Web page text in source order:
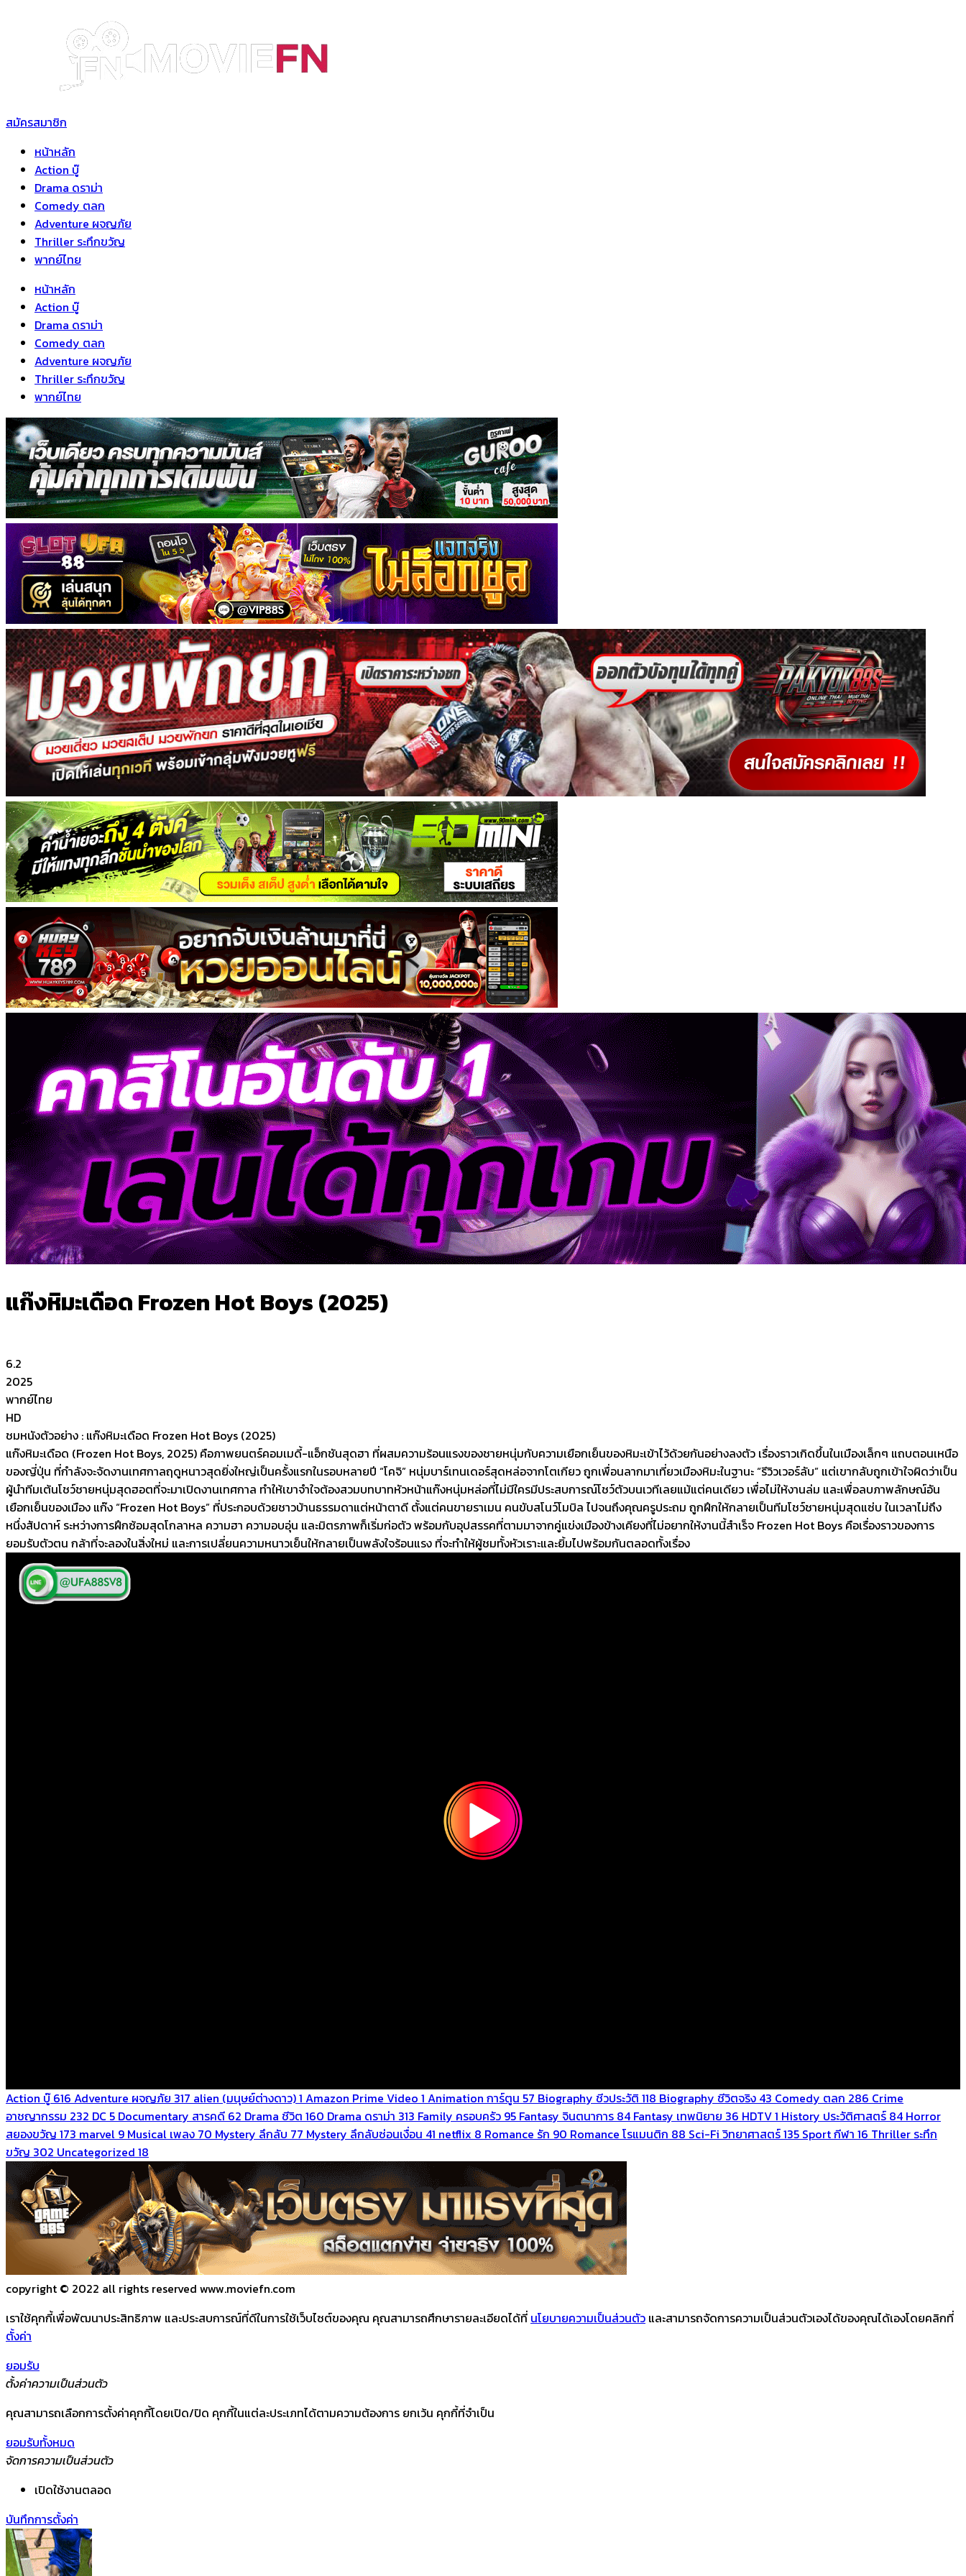
สมัครสมาชิก
หน้าหลัก
Action บู๊
Drama ดราม่า
Comedy ตลก
Adventure ผจญภัย
Thriller ระทึกขวัญ
พากย์ไทย
หน้าหลัก
Action บู๊
Drama ดราม่า
Comedy ตลก
Adventure ผจญภัย
Thriller ระทึกขวัญ
พากย์ไทย
แก๊งหิมะเดือด Frozen Hot Boys (2025)
6.2
2025
พากย์ไทย
HD
ชมหนังตัวอย่าง : แก๊งหิมะเดือด Frozen Hot Boys (2025)
แก๊งหิมะเดือด (Frozen Hot Boys, 2025) คือภาพยนตร์คอมเมดี้-แอ็กชันสุดฮา ที่ผสมความร้อนแรงของชายหนุ่มกับความเยือกเย็นของหิมะเข้าไว้ด้วยกันอย่างลงตัว เรื่องราวเกิดขึ้นในเมืองเล็กๆ แถบตอนเหนือ
ของญี่ปุ่น ที่กำลังจะจัดงานเทศกาลฤดูหนาวสุดยิ่งใหญ่เป็นครั้งแรกในรอบหลายปี “โคจิ” หนุ่มบาร์เทนเดอร์สุดหล่อจากโตเกียว ถูกเพื่อนลากมาเที่ยวเมืองหิมะในฐานะ “รีวิวเวอร์ลับ” แต่เขากลับถูกเข้าใจผิดว่าเป็น
ผู้นำทีมเต้นโชว์ชายหนุ่มสุดฮอตที่จะมาเปิดงานเทศกาล ทำให้เขาจำใจต้องสวมบทบาทหัวหน้าแก๊งหนุ่มหล่อที่ไม่มีใครมีประสบการณ์โชว์ตัวบนเวทีเลยแม้แต่คนเดียว เพื่อไม่ให้งานล่ม และเพื่อลบภาพลักษณ์อัน
เยือกเย็นของเมือง แก๊ง “Frozen Hot Boys” ที่ประกอบด้วยชาวบ้านธรรมดาแต่หน้าตาดี ตั้งแต่คนขายราเมน คนขับสโนว์โมบิล ไปจนถึงคุณครูประถม ถูกฝึกให้กลายเป็นทีมโชว์ชายหนุ่มสุดแซ่บ ในเวลาไม่ถึง
หนึ่งสัปดาห์ ระหว่างการฝึกซ้อมสุดโกลาหล ความฮา ความอบอุ่น และมิตรภาพก็เริ่มก่อตัว พร้อมกับอุปสรรคที่ตามมาจากคู่แข่งเมืองข้างเคียงที่ไม่อยากให้งานนี้สำเร็จ Frozen Hot Boys คือเรื่องราวของการ
ยอมรับตัวตน กล้าที่จะลองในสิ่งใหม่ และการเปลี่ยนความหนาวเย็นให้กลายเป็นพลังใจร้อนแรง ที่จะทำให้ผู้ชมทั้งหัวเราะและยิ้มไปพร้อมกันตลอดทั้งเรื่อง
Action บู๊ 616 Adventure ผจญภัย 317 alien (มนุษย์ต่างดาว)1 Amazon Prime Video 1 Animation การ์ตูน 57 Biography ชีวประวัติ 118 Biography ชีวิตจริง 43 Comedy ตลก 286 Crime
อาชญากรรม 232 DC 5 Documentary สารคดี 62 Drama ชีวิต 160 Drama ดราม่า 313 Family ครอบครัว 95 Fantasy จินตนาการ 84 Fantasy เทพนิยาย 36 HDTV1 History ประวัติศาสตร์ 84 Horror
สยองขวัญ 173 marvel 9 Musical เพลง 70 Mystery ลึกลับ 77 Mystery ลึกลับซ่อนเงื่อน 41 netflix 8 Romance รัก 90 Romance โรแมนติก 88 Sci-Fi วิทยาศาสตร์135 Sport กีฬา 16 Thriller ระทึก
ขวัญ 302 Uncategorized 18
copyright © 2022 all rights reserved www.moviefn.com
เราใช้คุกกี้เพื่อพัฒนาประสิทธิภาพ และประสบการณ์ที่ดีในการใช้เว็บไซต์ของคุณ คุณสามารถศึกษารายละเอียดได้ที่ นโยบายความเป็นส่วนตัว และสามารถจัดการความเป็นส่วนตัวเองได้ของคุณได้เองโดยคลิกที่
ตั้งค่า
ยอมรับ
ตั้งค่าความเป็นส่วนตัว
คุณสามารถเลือกการตั้งค่าคุกกี้โดยเปิด/ปิด คุกกี้ในแต่ละประเภทได้ตามความต้องการ ยกเว้น คุกกี้ที่จำเป็น
ยอมรับทั้งหมด
จัดการความเป็นส่วนตัว
เปิดใช้งานตลอด
บันทึกการตั้งค่า